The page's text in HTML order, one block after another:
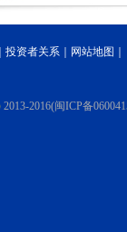
投资者关系 网站地图
2013-2016(闽ICP备